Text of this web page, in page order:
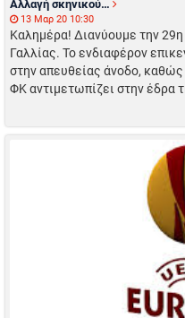
Αλλαγή σκηνικού…
13 Μαρ 20 10:30
Καλημέρα! Διανύουμε την
Γαλλίας. Το ενδιαφέρον
στην απευθείας άνοδο,
ΦΚ αντιμετωπίζει στην έδρα